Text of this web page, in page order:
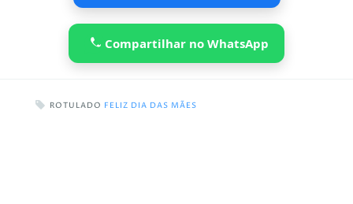
Compartilhar no WhatsApp
ROTULADO FELIZ DIA DAS MÃES